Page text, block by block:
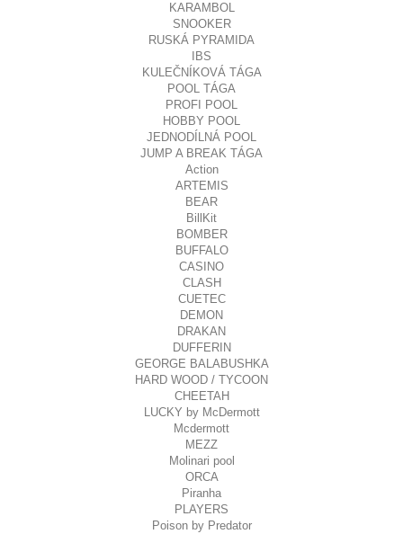
KARAMBOL
SNOOKER
RUSKÁ PYRAMIDA
IBS
KULEČNÍKOVÁ TÁGA
POOL TÁGA
PROFI POOL
HOBBY POOL
JEDNODÍLNÁ POOL
JUMP A BREAK TÁGA
Action
ARTEMIS
BEAR
BillKit
BOMBER
BUFFALO
CASINO
CLASH
CUETEC
DEMON
DRAKAN
DUFFERIN
GEORGE BALABUSHKA
HARD WOOD / TYCOON
CHEETAH
LUCKY by McDermott
Mcdermott
MEZZ
Molinari pool
ORCA
Piranha
PLAYERS
Poison by Predator